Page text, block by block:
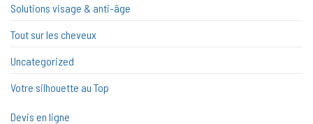
Solutions visage & anti-âge
Tout sur les cheveux
Uncategorized
Votre silhouette au Top
Devis en ligne